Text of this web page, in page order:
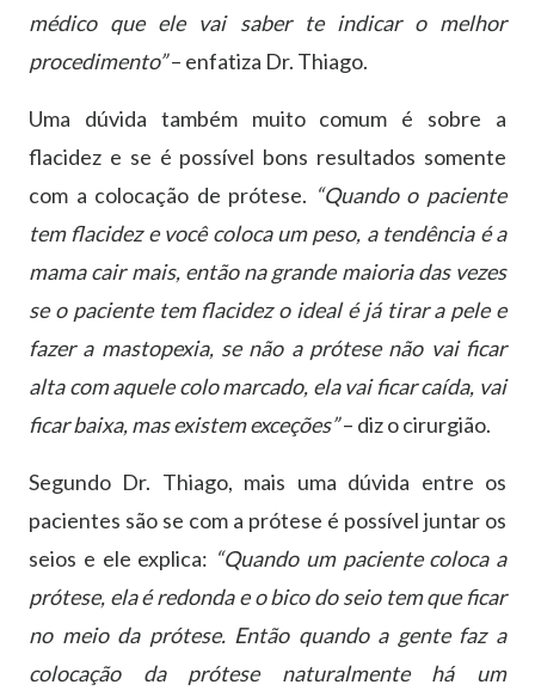
médico que ele vai saber te indicar o melhor
procedimento”– enfatiza Dr. Thiago.
Uma dúvida também muito comum é sobre a
flacidez e se é possível bons resultados somente
com a colocação de prótese. “Quando o paciente
tem flacidez e você coloca um peso, a tendência é a
mama cair mais, então na grande maioria das vezes
se o paciente tem flacidez o ideal é já tirar a pele e
fazer a mastopexia, se não a prótese não vai ficar
alta com aquele colo marcado, ela vai ficar caída, vai
ficar baixa, mas existem exceções”– diz o cirurgião.
Segundo Dr. Thiago, mais uma dúvida entre os
pacientes são se com a prótese é possível juntar os
seios e ele explica: “Quando um paciente coloca a
prótese, ela é redonda e o bico do seio tem que ficar
no meio da prótese. Então quando a gente faz a
colocação da prótese naturalmente há um